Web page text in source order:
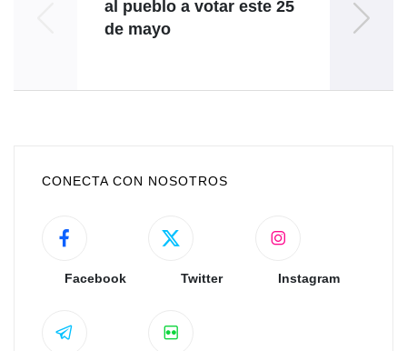
al pueblo a votar este 25
de mayo
CONECTA CON NOSOTROS
Facebook Twitter Instagram